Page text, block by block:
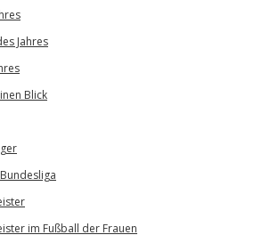
Jahres
Blick
im Fußball der Frauen